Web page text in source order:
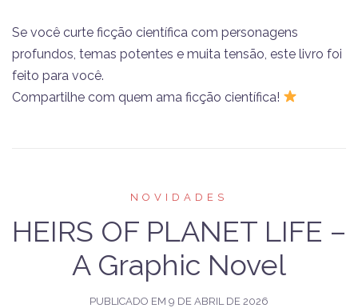
Se você curte ficção científica com personagens
profundos, temas potentes e muita tensão, este livro foi
feito para você.
Compartilhe com quem ama ficção científica!
NOVIDADES
HEIRS OF PLANET LIFE –
A Graphic Novel
PUBLICADO EM 9 DE ABRIL DE 2026